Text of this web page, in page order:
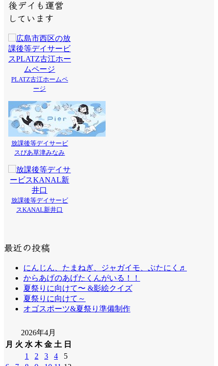
後デイも運営
しています
PLATZ古江ホームペ
ージ
放課後等デイサービ
スぴあ草津みなみ
放課後等デイサービ
スKANAL新井口
最近の投稿
にんじん、たまねぎ、ジャガイモ、ぶたにく♬
からあげのあげたくんがいる！！
夏祭りに向けて〜 &影絵クイズ
夏祭りに向けて～
オゴスポーツ&夏祭り準備制作
2026年4月
月 火 水 木 金 土 日
1
2 3 4
5